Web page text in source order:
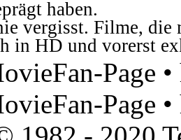
haben.
vergisst. Filme, die
in HD und vorerst
Page
Page